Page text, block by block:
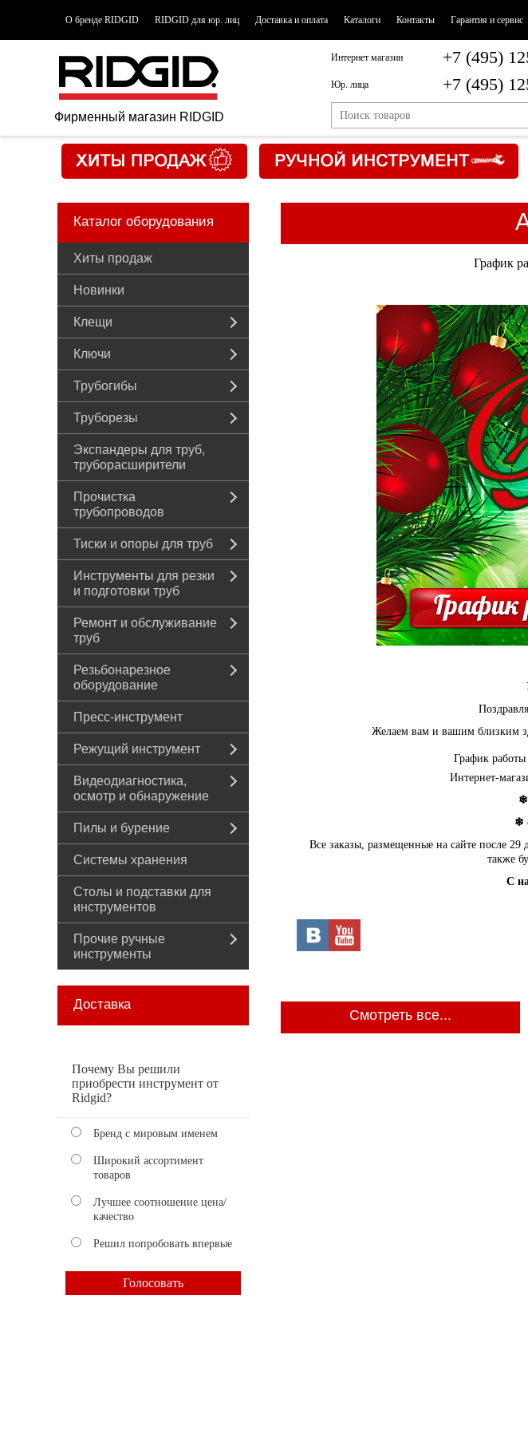
О бренде RIDGID RIDGID для юр. лиц Доставка и оплата Каталоги Контакты Гарантия и сервис
Фирменный магазин RIDGID
Интернет магазин +7 (495)
Юр. лица +7 (495)
Каталог оборудования
Хиты продаж
Новинки
Клещи
Ключи
Трубогибы
Труборезы
Экспандеры для труб,
труборасширители
Прочистка
трубопроводов
Тиски и опоры для труб
Инструменты для резки
и подготовки труб
Ремонт и обслуживание
труб
Резьбонарезное
оборудование
Пресс-инструмент
Режущий инструмент
Видеодиагностика,
осмотр и обнаружение
Пилы и бурение
Системы хранения
Столы и подставки для
инструментов
Прочие ручные
инструменты
Доставка
Почему Вы решили
приобрести инструмент от
Ridgid?
Бренд с мировым именем
Широкий ассортимент
товаров
Лучшее соотношение цена/
качество
Решил попробовать впервые
График
Желаем вам и вашим близким
График
Интернет-
❄
❄
Все заказы, размещенные на сайте после 29
также
С
Смотреть все...